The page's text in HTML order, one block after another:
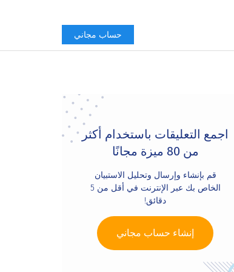
حساب مجاني
اجمع التعليقات باستخدام أكثر
من 80 ميزة مجانًا
قم بإنشاء وإرسال وتحليل الاستبيان
الخاص بك عبر الإنترنت في أقل من 5
دقائق!
إنشاء حساب مجاني